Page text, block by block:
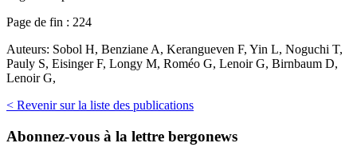
Page de fin : 224
Auteurs: Sobol H, Benziane A, Kerangueven F, Yin L, Noguchi T,
Pauly S, Eisinger F, Longy M, Roméo G, Lenoir G, Birnbaum D,
Lenoir G,
< Revenir sur la liste des publications
Abonnez-vous à la lettre bergonews